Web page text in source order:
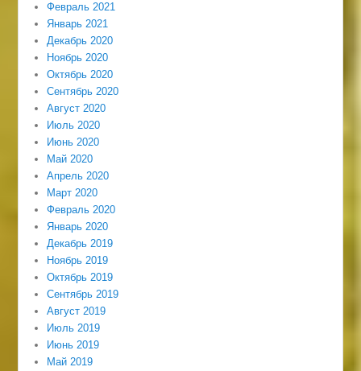
Февраль 2021
Январь 2021
Декабрь 2020
Ноябрь 2020
Октябрь 2020
Сентябрь 2020
Август 2020
Июль 2020
Июнь 2020
Май 2020
Апрель 2020
Март 2020
Февраль 2020
Январь 2020
Декабрь 2019
Ноябрь 2019
Октябрь 2019
Сентябрь 2019
Август 2019
Июль 2019
Июнь 2019
Май 2019